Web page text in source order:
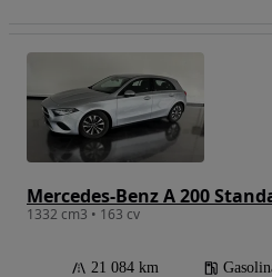
Mercedes-Benz A 200
1332 cm3 • 163 cv
21 084 km